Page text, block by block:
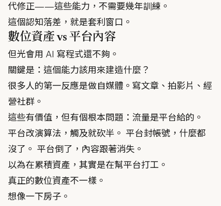
代修正——這些能力，不需要幾年訓練。
這個認知落差，就是套利窗口。
數位資產 vs 平台內容
但光會用 AI 寫程式還不夠。
關鍵是：這個能力該用來建造什麼？
很多人的第一反應是做自媒體。寫文章、拍影片、經
營社群。
這些有價值，但有個根本問題：流量是平台給的。
平台改演算法，觸及就砍半。 平台封帳號，什麼都
沒了。 平台倒了，內容跟著消失。
以為在累積資產，其實是在幫平台打工。
真正的數位資產不一樣。
想像一下房子。